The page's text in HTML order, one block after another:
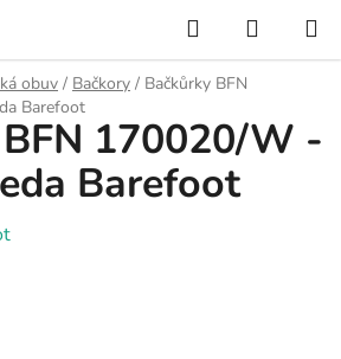
Hledat
KOŠÍK
obuv / Bačkory / Bačkůrky BFN
Barefoot
170020/W -
Barefoot